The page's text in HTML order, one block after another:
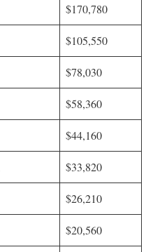
$170,780
$105,550
$78,030
$58,360
$44,160
$33,820
$26,210
$20,560